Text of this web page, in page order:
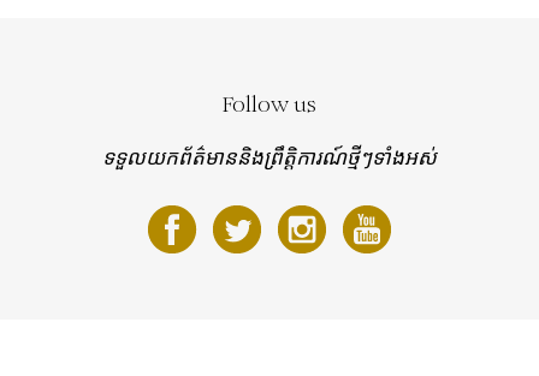
Follow us
ទទួលយកព័ត៌មាននិងព្រឹត្តិការណ៍ថ្មីៗទាំងអស់